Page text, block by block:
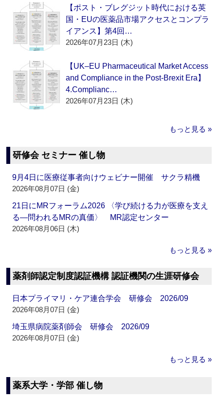
【ポスト・ブレグジット時代における英
国・EUの医薬品市場アクセスとコンプラ
イアンス】第4回…
2026年07月23日 (木)
【UK–EU Pharmaceutical Market Access
and Compliance in the Post-Brexit Era】
4.Complianc…
2026年07月23日 (木)
もっと見る »
研修会 セミナー 催し物
9月4日に医療従事者向けウェビナー開催 サクラ精機
2026年08月07日 (金)
21日にMRフォーラム2026 〈学び続ける力が医療を支え
る―問われるMRの真価〉 MR認定センター
2026年08月06日 (木)
もっと見る »
薬剤師認定制度認証機構 認証機関の生涯研修会
日本プライマリ・ケア連合学会 研修会 2026/09
2026年08月07日 (金)
埼玉県病院薬剤師会 研修会 2026/09
2026年08月07日 (金)
もっと見る »
薬系大学・学部 催し物